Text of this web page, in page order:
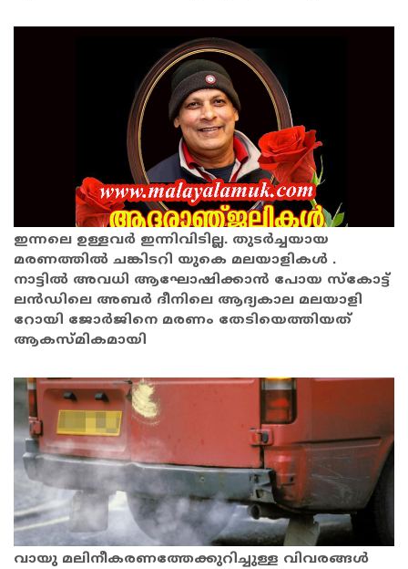
ഇന്നലെ ഉള്ളവർ ഇന്നിവിടില്ല. തുടർച്ചയായ
മരണത്തിൽ ചങ്കിടറി യുകെ മലയാളികൾ .
നാട്ടിൽ അവധി ആഘോഷിക്കാൻ പോയ സ്കോട്ട്
ലൻഡിലെ അബർ ദീനിലെ ആദ്യകാല മലയാളി
റോയി ജോർജിനെ മരണം തേടിയെത്തിയത്
ആകസ്മികമായി
വായു മലിനീകരണത്തേക്കുറിച്ചുള്ള വിവരങ്ങള്‍